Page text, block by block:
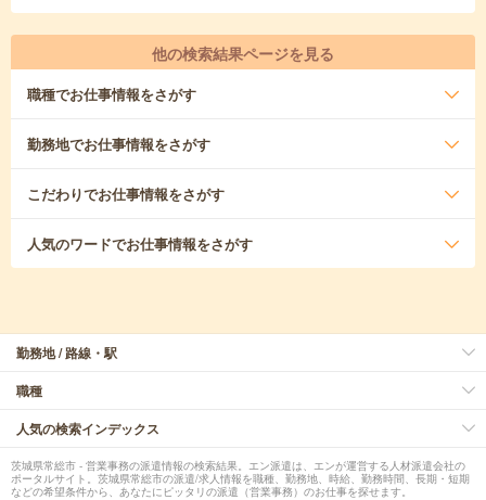
他の検索結果ページを見る
職種でお仕事情報をさがす
勤務地でお仕事情報をさがす
こだわりでお仕事情報をさがす
人気のワードでお仕事情報をさがす
勤務地 / 路線・駅
職種
人気の検索インデックス
茨城県常総市 - 営業事務の派遣情報の検索結果。エン派遣は、エンが運営する人材派遣会社の
ポータルサイト。茨城県常総市の派遣/求人情報を職種、勤務地、時給、勤務時間、長期・短期
などの希望条件から、あなたにピッタリの派遣（営業事務）のお仕事を探せます。